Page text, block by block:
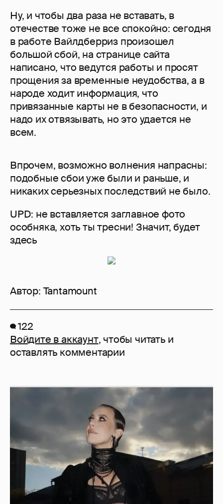
Ну, и чтобы два раза не вставать, в
отечестве тоже не все спокойно: сегодня
в работе Вайлдберриз произошел
большой сбой, на странице сайта
написано, что ведутся работы и просят
прощения за временные неудобства, а в
народе ходит информация, что
привязанные карты не в безопасности, и
надо их отвязывать, но это удается не
всем.
Впрочем, возможно волнения напрасны:
подобные сбои уже были и раньше, и
никаких серьезных последствий не было.
UPD: не вставляется заглавное фото
особняка, хоть ты тресни! Значит, будет
здесь
Автор: Tantamount
122
Войдите в аккаунт, чтобы читать и
оставлять комментарии